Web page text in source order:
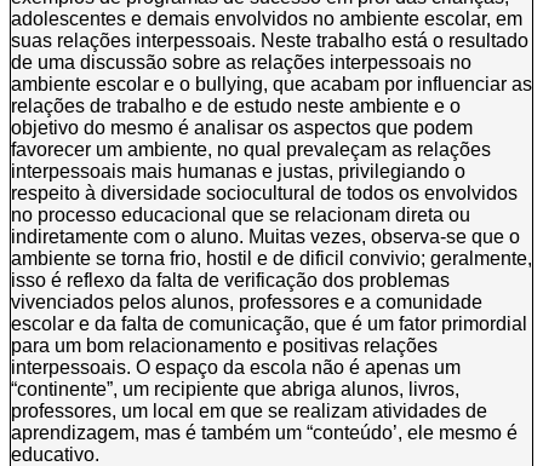
adolescentes e demais envolvidos no ambiente escolar, em
suas relações interpessoais. Neste trabalho está o resultado
de uma discussão sobre as relações interpessoais no
ambiente escolar e o bullying, que acabam por influenciar as
relações de trabalho e de estudo neste ambiente e o
objetivo do mesmo é analisar os aspectos que podem
favorecer um ambiente, no qual prevaleçam as relações
interpessoais mais humanas e justas, privilegiando o
respeito à diversidade sociocultural de todos os envolvidos
no processo educacional que se relacionam direta ou
indiretamente com o aluno. Muitas vezes, observa-se que o
ambiente se torna frio, hostil e de dificil convivio; geralmente,
isso é reflexo da falta de verificação dos problemas
vivenciados pelos alunos, professores e a comunidade
escolar e da falta de comunicação, que é um fator primordial
para um bom relacionamento e positivas relações
interpessoais. O espaço da escola não é apenas um
“continente”, um recipiente que abriga alunos, livros,
professores, um local em que se realizam atividades de
aprendizagem, mas é também um “conteúdo’, ele mesmo é
educativo.